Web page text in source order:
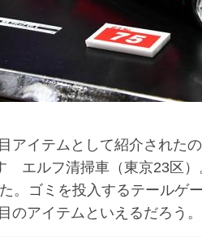
アイテムとして紹介された
ゞエルフ清掃車（東京23区
。ゴミを投入するテールゲ
のアイテムといえるだろう。